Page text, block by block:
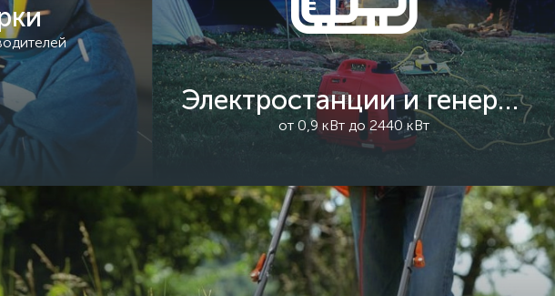
Электростанции и генераторы
от 0,9 кВт до 2440 кВт